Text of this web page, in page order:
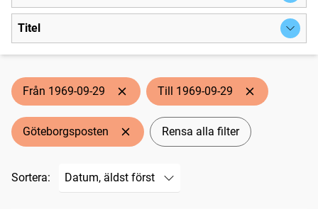
Titel
Från 1969-09-29 Till 1969-09-29
Göteborgsposten Rensa alla filter
Sortera: